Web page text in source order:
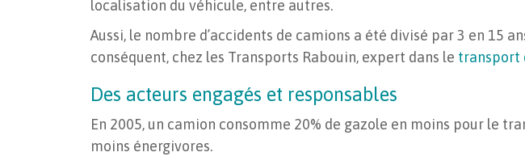
localisation du véhicule, entre autres.
Aussi, le nombre d’accidents de camions a été divisé par 3 en 15
conséquent, chez les Transports Rabouin, expert dans le transport
Des acteurs engagés et responsables
En 2005, un camion consomme 20% de gazole en moins pour le
moins énergivores.